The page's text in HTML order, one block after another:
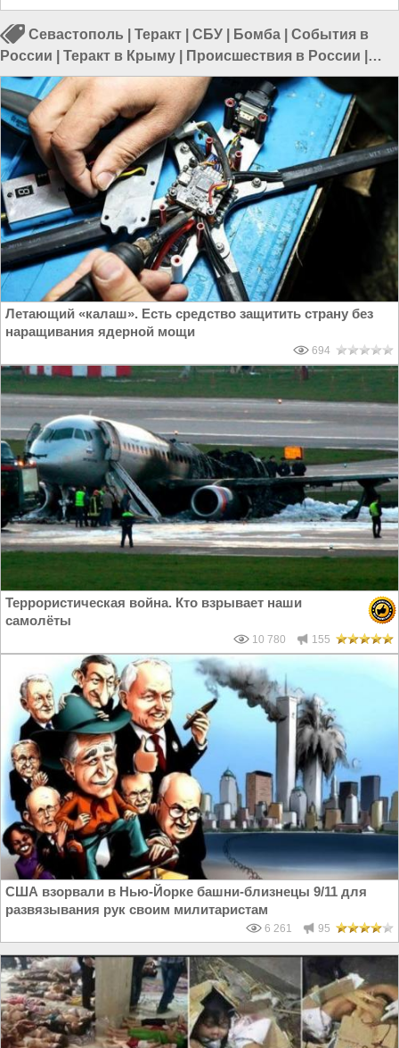
Севастополь Теракт СБУ Бомба
События в
России
Теракт в Крыму Происшествия в России
Происшествия в Севастополе
Летающий «калаш». Есть средство защитить страну без
наращивания ядерной мощи
694
Террористическая война. Кто взрывает наши
самолёты
10 780 155
США взорвали в Нью-Йорке башни-близнецы 9/11 для
развязывания рук своим милитаристам
6 261 95